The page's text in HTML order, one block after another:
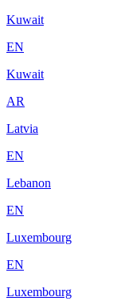
Kuwait
EN
Kuwait
AR
Latvia
EN
Lebanon
EN
Luxembourg
EN
Luxembourg